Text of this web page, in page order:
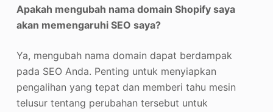
Apakah mengubah nama domain Shopify saya
akan memengaruhi SEO saya?
Ya, mengubah nama domain dapat berdampak
pada SEO Anda. Penting untuk menyiapkan
pengalihan yang tepat dan memberi tahu mesin
telusur tentang perubahan tersebut untuk